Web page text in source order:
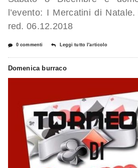
l’evento: I Mercatini di
red. 06.12.2018
0 commenti Leggi tutto l'articolo
Domenica burraco